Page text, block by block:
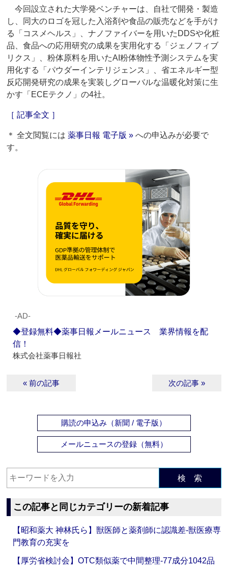
今回設立された大学発ベンチャーは、自社で開発・製造
し、同大のロゴを冠した入浴剤や食品の販売などを手がけ
る「コスメヘルス」、ナノファイバーを用いたDDSや化粧
品、食品への応用研究の成果を実用化する「ジェノフィブ
リクス」、粉体原料を用いたAI粉体物性予測システムを実
用化する「パウダーインテリジェンス」、省エネルギー型
反応開発研究の成果を実装しグローバルな温暖化対策に生
かす「ECEテクノ」の4社。
［ 記事全文 ］
＊ 全文閲覧には薬事日報 電子版 » への申込みが必要で
す。
‐AD‐
◆登録無料◆薬事日報メールニュース 業界情報を配
信！
株式会社薬事日報社
« 前の記事 次の記事 »
購読の申込み（新聞 / 電子版）
メールニュースの登録（無料）
検 索
この記事と同じカテゴリーの新着記事
【昭和薬大 神林氏ら】獣医師と薬剤師に認識差‐獣医療専
門教育の充実を
【厚労省検討会】OTC類似薬で中間整理‐77成分1042品